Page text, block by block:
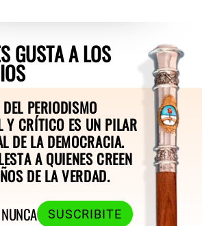
GUSTA A LOS
PERIODISMO
Y CRÍTICO ES UN PILAR
DE LA DEMOCRACIA.
A QUIENES CREEN
DE LA VERDAD.
SUSCRIBITE